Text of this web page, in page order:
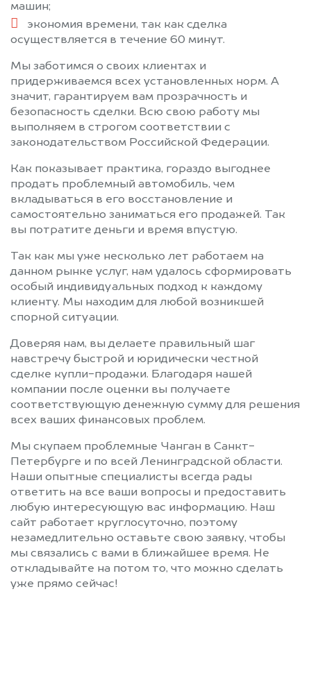
машин;
экономия времени, так как сделка
осуществляется в течение 60 минут.
Мы заботимся о своих клиентах и
придерживаемся всех установленных норм. А
значит, гарантируем вам прозрачность и
безопасность сделки. Всю свою работу мы
выполняем в строгом соответствии с
законодательством Российской Федерации.
Как показывает практика, гораздо выгоднее
продать проблемный автомобиль, чем
вкладываться в его восстановление и
самостоятельно заниматься его продажей. Так
вы потратите деньги и время впустую.
Так как мы уже несколько лет работаем на
данном рынке услуг, нам удалось сформировать
особый индивидуальных подход к каждому
клиенту. Мы находим для любой возникшей
спорной ситуации.
Доверяя нам, вы делаете правильный шаг
навстречу быстрой и юридически честной
сделке купли-продажи. Благодаря нашей
компании после оценки вы получаете
соответствующую денежную сумму для решения
всех ваших финансовых проблем.
Мы скупаем проблемные Чанган в Санкт-
Петербурге и по всей Ленинградской области.
Наши опытные специалисты всегда рады
ответить на все ваши вопросы и предоставить
любую интересующую вас информацию. Наш
сайт работает круглосуточно, поэтому
незамедлительно оставьте свою заявку, чтобы
мы связались с вами в ближайшее время. Не
откладывайте на потом то, что можно сделать
уже прямо сейчас!